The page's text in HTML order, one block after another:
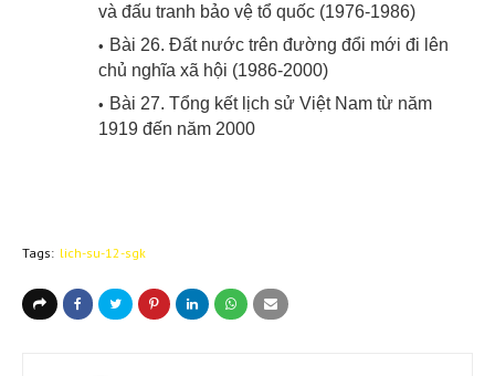
và đấu tranh bảo vệ tổ quốc (1976-1986)
Bài 26. Đất nước trên đường đổi mới đi lên
chủ nghĩa xã hội (1986-2000)
Bài 27. Tổng kết lịch sử Việt Nam từ năm
1919 đến năm 2000
Tags: lich-su-12-sgk